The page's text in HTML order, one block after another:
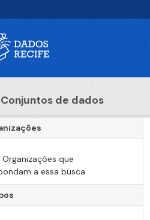
Conjuntos de dados
Organizações que
a essa busca